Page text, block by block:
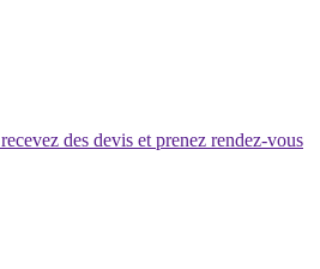
des devis et prenez rendez-vous